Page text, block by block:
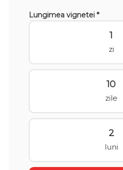
Lungimea vignetei *
1
zi
10
zile
2
luni